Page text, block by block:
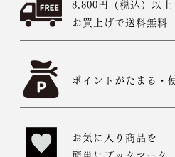
8,800円（税込）以上
お買上げで送料無料
ポイントがたまる・
お気に入り商品を